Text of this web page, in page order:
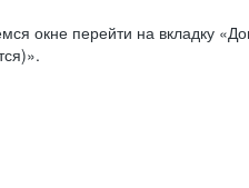
окне перейти на вкладку